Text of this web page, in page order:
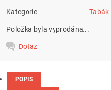
Kategorie Tabák
Položka byla vyprodána...
Dotaz
POPIS